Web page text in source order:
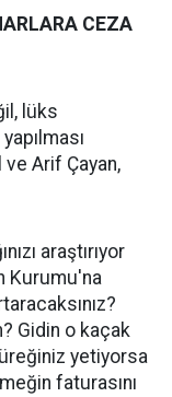
CEZA
lüks
Arif Çayan,
araştırıyor
Kurumu'na
Gidin o kaçak
yetiyorsa
faturasını